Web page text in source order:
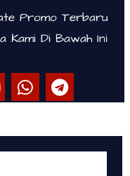
Promo Terbaru
Kami Di Bawah Ini